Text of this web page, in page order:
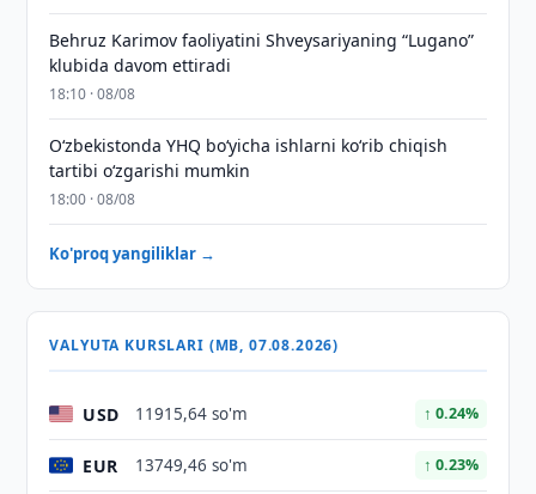
Behruz Karimov faoliyatini Shveysariyaning “Lugano”
klubida davom ettiradi
18:10 · 08/08
O‘zbekistonda YHQ bo‘yicha ishlarni ko‘rib chiqish
tartibi o‘zgarishi mumkin
18:00 · 08/08
Ko'proq yangiliklar →
VALYUTA KURSLARI (MB, 07.08.2026)
USD 11915,64 so'm ↑ 0.24%
EUR 13749,46 so'm ↑ 0.23%